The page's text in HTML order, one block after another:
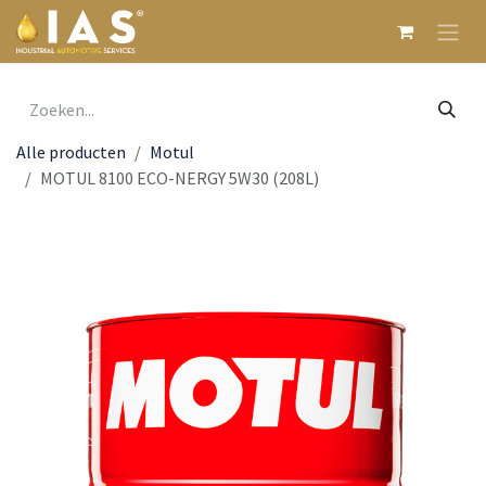
Overslaan naar inhoud
Alle producten
Motul
MOTUL 8100 ECO-NERGY 5W30 (208L)